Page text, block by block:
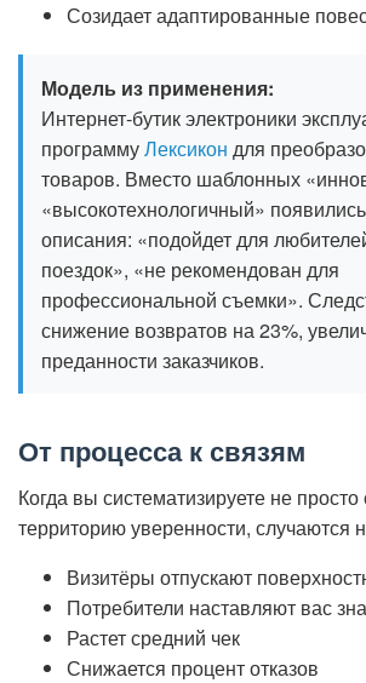
Созидает адаптированные
Модель из применения:
Интернет-бутик электроники
программуЛексикон для
товаров. Вместо шаблонных
«высокотехнологичный»
описания: «подойдет для
поездок», «не рекомендован для
профессиональной съемки».
снижение возвратов на 23%,
преданности заказчиков.
От процесса к связям
Когда вы систематизируете не просто
территорию уверенности,
Визитёры отпускают
Потребители наставляют вас
Растет средний чек
Снижается процент отказов